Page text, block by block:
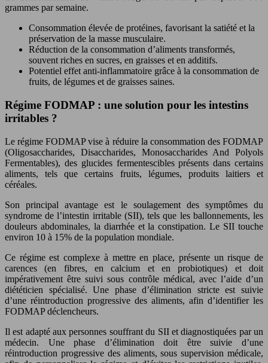
grammes par semaine.
Consommation élevée de protéines, favorisant la satiété et la
préservation de la masse musculaire.
Réduction de la consommation d’aliments transformés,
souvent riches en sucres, en graisses et en additifs.
Potentiel effet anti-inflammatoire grâce à la consommation de
fruits, de légumes et de graisses saines.
Régime FODMAP : une solution pour les intestins
irritables ?
Le régime FODMAP vise à réduire la consommation des FODMAP
(Oligosaccharides, Disaccharides, Monosaccharides And Polyols
Fermentables), des glucides fermentescibles présents dans certains
aliments, tels que certains fruits, légumes, produits laitiers et
céréales.
Son principal avantage est le soulagement des symptômes du
syndrome de l’intestin irritable (SII), tels que les ballonnements, les
douleurs abdominales, la diarrhée et la constipation. Le SII touche
environ 10 à 15% de la population mondiale.
Ce régime est complexe à mettre en place, présente un risque de
carences (en fibres, en calcium et en probiotiques) et doit
impérativement être suivi sous contrôle médical, avec l’aide d’un
diététicien spécialisé. Une phase d’élimination stricte est suivie
d’une réintroduction progressive des aliments, afin d’identifier les
FODMAP déclencheurs.
Il est adapté aux personnes souffrant du SII et diagnostiquées par un
médecin. Une phase d’élimination doit être suivie d’une
réintroduction progressive des aliments, sous supervision médicale,